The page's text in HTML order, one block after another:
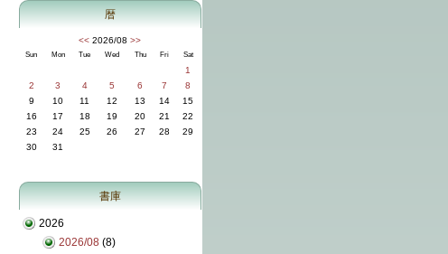
暦
<< 2026/08 >>
Sun Mon Tue Wed Thu Fri Sat
1
2
3 4 5 6 7
8
9
10 11 12 13 14
15
16
17 18 19 20 21
22
23
24 25 26 27 28
29
30
31
書庫
2026
2026/08 (8)